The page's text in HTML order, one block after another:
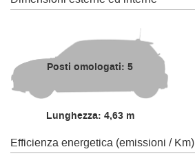
Posti omologati: 5
Lunghezza: 4,63 m
Efficienza energetica (emissioni / Km)